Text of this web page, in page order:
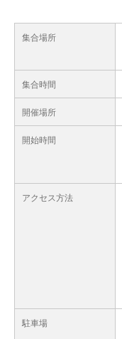
集合場所
集合時間
開催場所
開始時間
アクセス方法
駐車場